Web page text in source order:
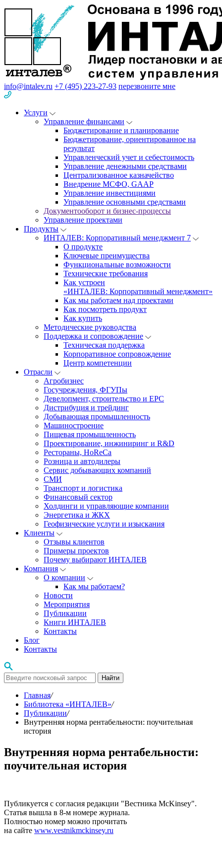
info@intalev.ru +7 (495) 223-27-93 перезвоните мне
Услуги
Управление финансами
Бюджетирование и планирование
Бюджетирование, ориентированное на
результат
Управленческий учет и себестоимость
Управление денежными средствами
Централизованное казначейство
Внедрение МСФО, GAAP
Управление инвестициями
Управление основными средствами
Документооборот и бизнес-процессы
Управление проектами
Продукты
ИНТАЛЕВ: Корпоративный менеджмент 7
О продукте
Ключевые преимущества
Функциональные возможности
Технические требования
Как устроен
«ИНТАЛЕВ: Корпоративный менеджмент»
Как мы работаем над проектами
Как посмотреть продукт
Как купить
Методические руководства
Поддержка и сопровождение
Техническая поддержка
Корпоративное сопровождение
Центр компетенции
Отрасли
Агробизнес
Госучреждения, ФГУПы
Девелопмент, строительство и EPC
Дистрибуция и трейдинг
Добывающая промышленность
Машиностроение
Пищевая промышленность
Проектирование, инжиниринг и R&D
Рестораны, HoReCa
Розница и автодилеры
Сервис добывающих компаний
СМИ
Транспорт и логистика
Финансовый сектор
Холдинги и управляющие компании
Энергетика и ЖКХ
Геофизические услуги и изыскания
Клиенты
Отзывы клиентов
Примеры проектов
Почему выбирают ИНТАЛЕВ
Компания
О компании
Как мы работаем?
Новости
Мероприятия
Публикации
Книги ИНТАЛЕВ
Контакты
Блог
Контакты
Найти
Главная/
Библиотека «ИНТАЛЕВ»/
Публикации/
Внутренняя норма рентабельности: поучительная
история
Внутренняя норма рентабельности:
поучительная история
Публикуется с согласия редакции "Вестника McKinsey".
Статья вышла в 8-м номере журнала.
Полностью номер можно прочитать
на сайте www.vestnikmckinsey.ru